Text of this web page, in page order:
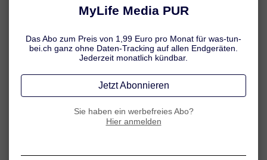
Sonnenbrand. Gleichzeitig weiss man heute: Die Haut vergisst
auch das spätere Hautkrebs-Risiko. Ein guter Sonnenschutz
für Kinder ist daher unverzichtbar – und dabei sind einmal
mehr die Eltern gefragt.
Säuglinge und Kleinkinder bis zu 1 Jahr sollten
niemals der direkten Sonne ausgesetzt werden.